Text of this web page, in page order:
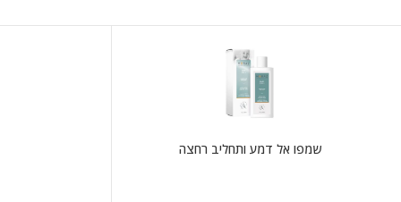
שמפו אל דמע ותחליב רחצה